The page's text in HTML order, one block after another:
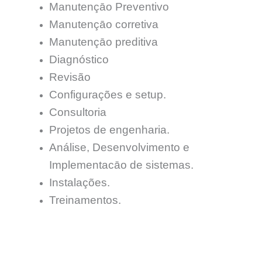
Manutençāo Preventivo
Manutençāo corretiva
Manutençāo preditiva
Diagnóstico
Revisão
Configurações e setup.
Consultoria
Projetos de engenharia.
Análise, Desenvolvimento e
Implementacāo de sistemas.
Instalações.
Treinamentos.